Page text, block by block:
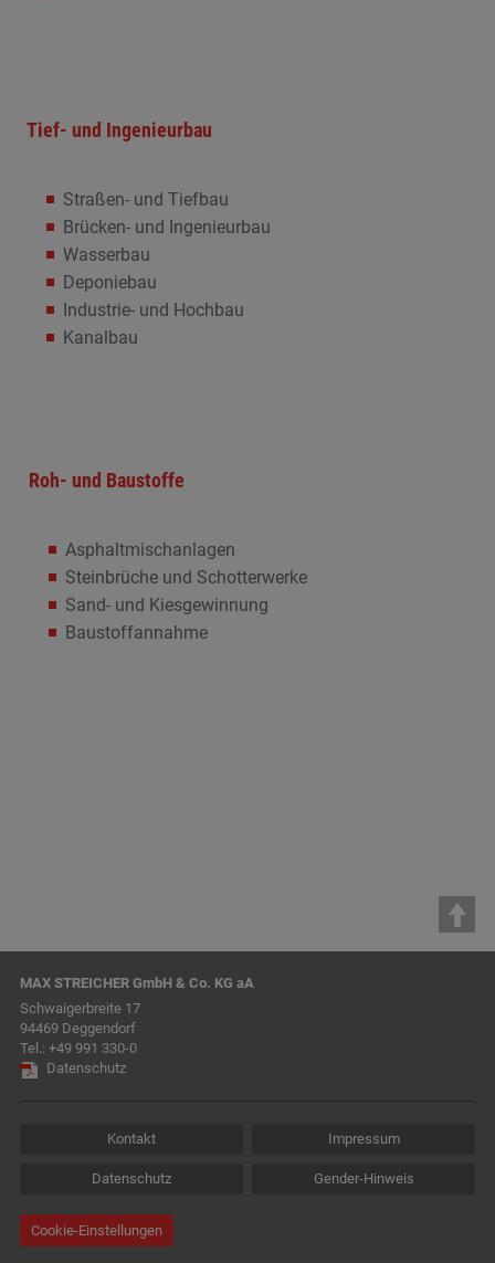
Tief- und Ingenieurbau
Straßen- und Tiefbau
Brücken- und Ingenieurbau
Wasserbau
Deponiebau
Industrie- und Hochbau
Kanalbau
Roh- und Baustoffe
Asphaltmischanlagen
Steinbrüche und Schotterwerke
Sand- und Kiesgewinnung
Baustoffannahme
MAX STREICHER GmbH & Co. KG aA
Schwaigerbreite 17
94469 Deggendorf
Tel.: +49 991 330-0
Datenschutz
Kontakt Impressum
Datenschutz Gender-Hinweis
Cookie-Einstellungen